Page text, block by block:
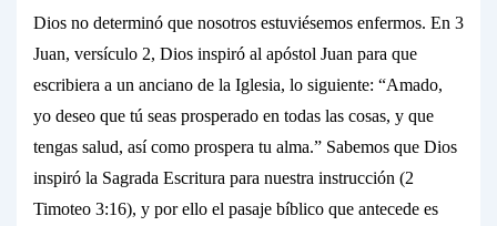
Dios no determinó que nosotros estuviésemos enfermos. En 3
Juan, versículo 2, Dios inspiró al apóstol Juan para que
escribiera a un anciano de la Iglesia, lo siguiente: “Amado,
yo deseo que tú seas prosperado en todas las cosas, y que
tengas salud, así como prospera tu alma.” Sabemos que Dios
inspiró la Sagrada Escritura para nuestra instrucción (2
Timoteo 3:16), y por ello el pasaje bíblico que antecede es